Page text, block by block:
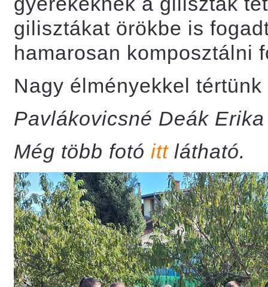
gilisztákat örökbe is
hamarosan komposztálni
Nagy élményekkel
Pavlákovicsné Deák
Még több fotó ittlátható.